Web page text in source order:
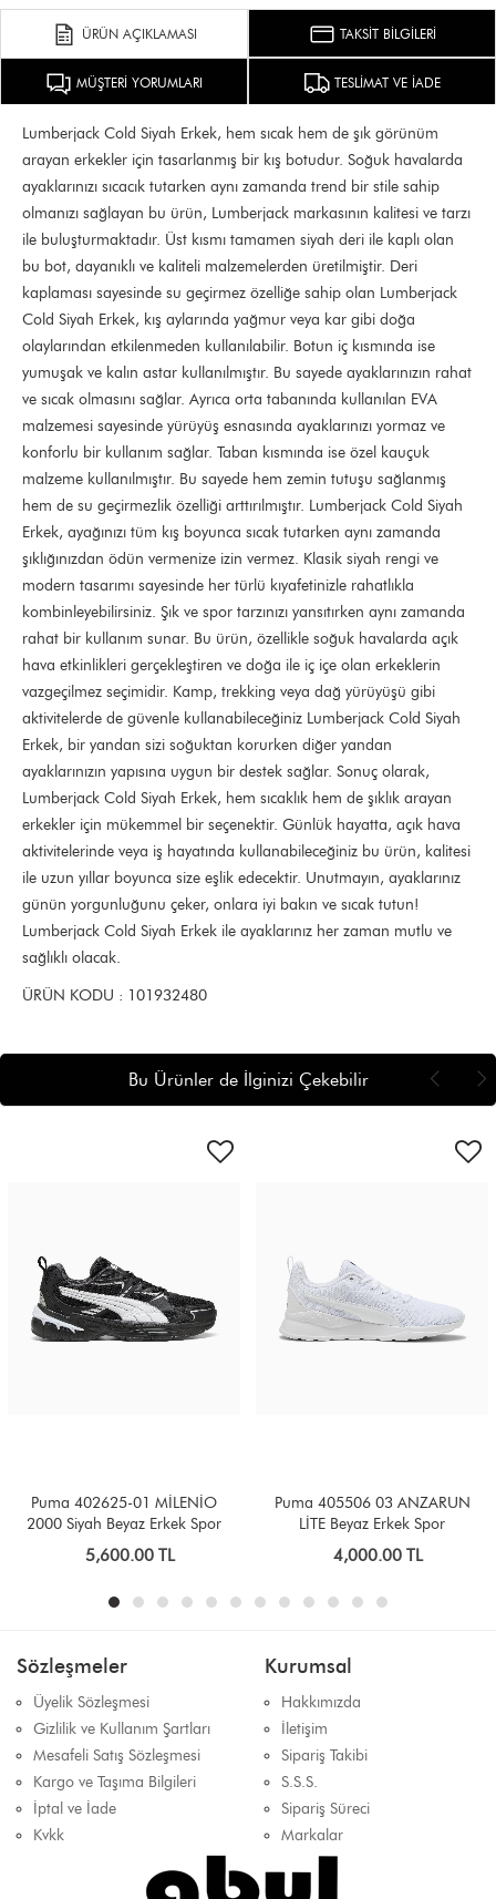
ÜRÜN AÇIKLAMASI TAKSİT BİLGİLERİ
MÜŞTERİ YORUMLARI TESLİMAT VE İADE
Lumberjack Cold Siyah Erkek, hem sıcak hem de şık görünüm
arayan erkekler için tasarlanmış bir kış botudur. Soğuk havalarda
ayaklarınızı sıcacık tutarken aynı zamanda trend bir stile sahip
olmanızı sağlayan bu ürün, Lumberjack markasının kalitesi ve tarzı
ile buluşturmaktadır. Üst kısmı tamamen siyah deri ile kaplı olan
bu bot, dayanıklı ve kaliteli malzemelerden üretilmiştir. Deri
kaplaması sayesinde su geçirmez özelliğe sahip olan Lumberjack
Cold Siyah Erkek, kış aylarında yağmur veya kar gibi doğa
olaylarından etkilenmeden kullanılabilir. Botun iç kısmında ise
yumuşak ve kalın astar kullanılmıştır. Bu sayede ayaklarınızın rahat
ve sıcak olmasını sağlar. Ayrıca orta tabanında kullanılan EVA
malzemesi sayesinde yürüyüş esnasında ayaklarınızı yormaz ve
konforlu bir kullanım sağlar. Taban kısmında ise özel kauçuk
malzeme kullanılmıştır. Bu sayede hem zemin tutuşu sağlanmış
hem de su geçirmezlik özelliği arttırılmıştır. Lumberjack Cold Siyah
Erkek, ayağınızı tüm kış boyunca sıcak tutarken aynı zamanda
şıklığınızdan ödün vermenize izin vermez. Klasik siyah rengi ve
modern tasarımı sayesinde her türlü kıyafetinizle rahatlıkla
kombinleyebilirsiniz. Şık ve spor tarzınızı yansıtırken aynı zamanda
rahat bir kullanım sunar. Bu ürün, özellikle soğuk havalarda açık
hava etkinlikleri gerçekleştiren ve doğa ile iç içe olan erkeklerin
vazgeçilmez seçimidir. Kamp, trekking veya dağ yürüyüşü gibi
aktivitelerde de güvenle kullanabileceğiniz Lumberjack Cold Siyah
Erkek, bir yandan sizi soğuktan korurken diğer yandan
ayaklarınızın yapısına uygun bir destek sağlar. Sonuç olarak,
Lumberjack Cold Siyah Erkek, hem sıcaklık hem de şıklık arayan
erkekler için mükemmel bir seçenektir. Günlük hayatta, açık hava
aktivitelerinde veya iş hayatında kullanabileceğiniz bu ürün, kalitesi
ile uzun yıllar boyunca size eşlik edecektir. Unutmayın, ayaklarınız
günün yorgunluğunu çeker, onlara iyi bakın ve sıcak tutun!
Lumberjack Cold Siyah Erkek ile ayaklarınız her zaman mutlu ve
sağlıklı olacak.
ÜRÜN KODU : 101932480
Bu Ürünler de İlginizi Çekebilir
Puma 402625-01 MİLENİO
2000 Siyah Beyaz Erkek Spor
Ayakkabı
5,600.00 TL
Puma 405506 03 ANZARUN
LİTE Beyaz Erkek Spor
4,000.00 TL
Sözleşmeler
Üyelik Sözleşmesi
Gizlilik ve Kullanım Şartları
Mesafeli Satış Sözleşmesi
Kargo ve Taşıma Bilgileri
İptal ve İade
Kvkk
Kurumsal
Hakkımızda
İletişim
Sipariş Takibi
S.S.S.
Sipariş Süreci
Markalar